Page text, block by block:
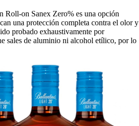
Roll-on Sanex Zero% es una opción
una protección completa contra el olor y
probado exhaustivamente por
sales de aluminio ni alcohol etílico, por lo